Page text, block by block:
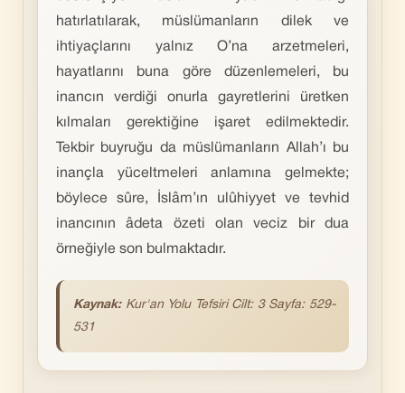
hatırlatılarak, müslümanların dilek ve
ihtiyaçlarını yalnız O’na arzetmeleri,
hayatlarını buna göre düzenlemeleri, bu
inancın verdiği onurla gayretlerini üretken
kılmaları gerektiğine işaret edilmektedir.
Tekbir buyruğu da müslümanların Allah’ı bu
inançla yüceltmeleri anlamına gelmekte;
böylece sûre, İslâm’ın ulûhiyyet ve tevhid
inancının âdeta özeti olan veciz bir dua
örneğiyle son bulmaktadır.
Kaynak: Kur'an Yolu Tefsiri Cilt: 3 Sayfa: 529-
531